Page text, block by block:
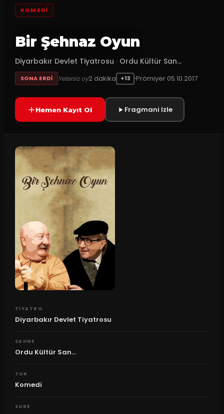
KOMEDI
Bir Şehnaz Oyun
Diyarbakır Devlet Tiyatrosu · Ordu Kültür San...
SONA ERDI Yetersiz oy2 dakika +13 Prömiyer 05.10.2017
Hemen Kayıt Ol Fragmani Izle
TIYATRO
Diyarbakır Devlet Tiyatrosu
SAHNE
Ordu Kültür San...
TUR
Komedi
SURE